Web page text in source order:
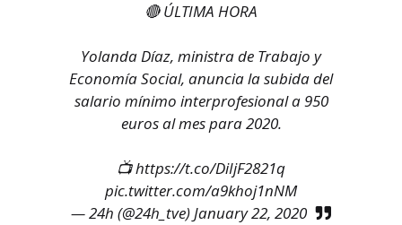
🔴 ÚLTIMA HORA
Yolanda Díaz, ministra de Trabajo y
Economía Social, anuncia la subida del
salario mínimo interprofesional a 950
euros al mes para 2020.
📺https://t.co/DiIjF2821q
pic.twitter.com/a9khoj1nNM
— 24h (@24h_tve)January 22, 2020